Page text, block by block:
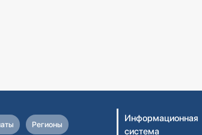
Регионы
Информационная
система